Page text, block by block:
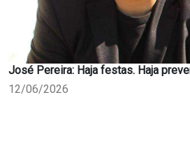
José Pereira: Haja festas. Haja
12/06/2026